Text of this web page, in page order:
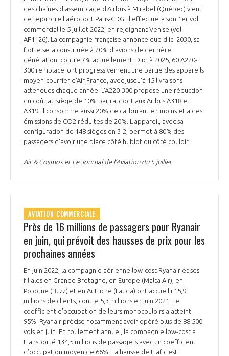
des chaînes d'assemblage d'Airbus à Mirabel (Québec) vient
de rejoindre l'aéroport Paris-CDG. Il effectuera son 1er vol
commercial le 5 juillet 2022, en rejoignant Venise (vol
AF1126). La compagnie française annonce que d'ici 2030, sa
flotte sera constituée à 70% d'avions de dernière
génération, contre 7% actuellement. D'ici à 2025, 60 A220-
300 remplaceront progressivement une partie des appareils
moyen-courrier d'Air France, avec jusqu'à 15 livraisons
attendues chaque année. L'A220-300 propose une réduction
du coût au siège de 10% par rapport aux Airbus A318 et
A319. Il consomme aussi 20% de carburant en moins et a des
émissions de CO2 réduites de 20%. L'appareil, avec sa
configuration de 148 sièges en 3-2, permet à 80% des
passagers d'avoir une place côté hublot ou côté couloir.
Air & Cosmos et Le Journal de l’Aviation du 5 juillet
AVIATION COMMERCIALE
Près de 16 millions de passagers pour Ryanair
en juin, qui prévoit des hausses de prix pour les
prochaines années
En juin 2022, la compagnie aérienne low-cost Ryanair et ses
filiales en Grande Bretagne, en Europe (Malta Air), en
Pologne (Buzz) et en Autriche (Lauda) ont accueilli 15,9
millions de clients, contre 5,3 millions en juin 2021. Le
coefficient d’occupation de leurs monocouloirs a atteint
95%. Ryanair précise notamment avoir opéré plus de 88 500
vols en juin. En roulement annuel, la compagnie low-cost a
transporté 134,5 millions de passagers avec un coefficient
d’occupation moyen de 66%. La hausse de trafic est